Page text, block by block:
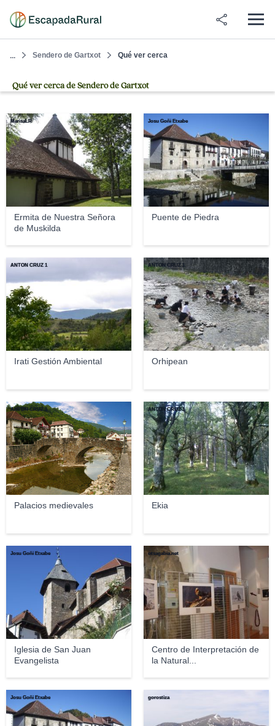
... Sendero de Gartxot Qué ver cerca
Qué ver cerca de Sendero de Gartxot
Ermita de Nuestra Señora
de Muskilda
MarisaLR
Puente de Piedra
Josu Goñi Etxabe
Irati Gestión Ambiental
ANTON CRUZ 1
Orhipean
ANTON CRUZ 1
Palacios medievales
ANTON CRUZ 1
Ekia
ANTON CRUZ 1
Iglesia de San Juan
Evangelista
Josu Goñi Etxabe
Centro de Interpretación de
la Natural...
otsagabia.net
Josu Goñi Etxabe gorostiza